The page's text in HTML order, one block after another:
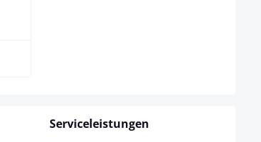
Serviceleistungen